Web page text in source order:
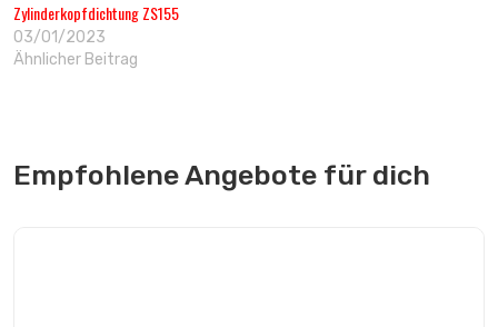
Zylinderkopfdichtung ZS155
03/01/2023
Ähnlicher Beitrag
Empfohlene Angebote für dich